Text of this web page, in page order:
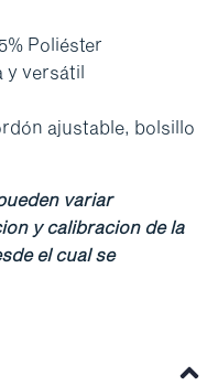
Poliéster
y versátil
ajustable, bolsillo
variar
y calibracion de la
el cual se